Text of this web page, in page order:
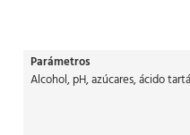
Parámetros
Alcohol, pH, azúcares, ácido